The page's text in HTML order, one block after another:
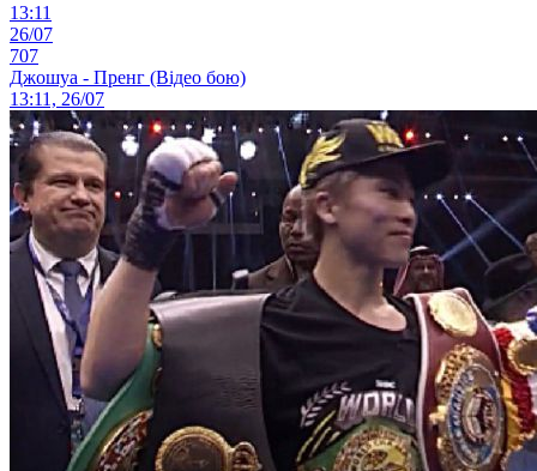
13:11
26/07
707
Джошуа - Пренг (Відео бою)
13:11, 26/07